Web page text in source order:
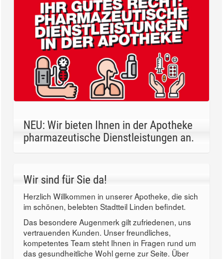
NEU: Wir bieten Ihnen in der Apotheke
pharmazeutische Dienstleistungen an.
Wir sind für Sie da!
Herzlich Willkommen in unserer Apotheke, die sich
im schönen, belebten Stadtteil Linden befindet.
Das besondere Augenmerk gilt zufriedenen, uns
vertrauenden Kunden. Unser freundliches,
kompetentes Team steht Ihnen in Fragen rund um
das gesundheitliche Wohl gerne zur Seite. Über